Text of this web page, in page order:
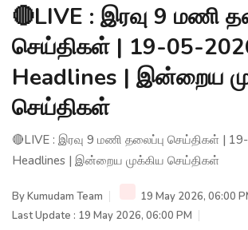
🔴LIVE : இரவு 9 மணி
செய்திகள் | 19-05-
Headlines | இன்றைய
செய்திகள்
🔴LIVE : இரவு 9 மணி தலைப்பு செய்திகள் |
Headlines | இன்றைய முக்கிய செய்திகள்
ByKumudam Team
19 May 2026, 06:00
Last Update : 19 May 2026, 06:00 PM